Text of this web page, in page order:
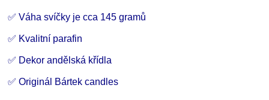
✅ Váha svíčky je cca 145 gramů
✅ Kvalitní parafin
✅ Dekor andělská křídla
✅ Originál Bártek candles